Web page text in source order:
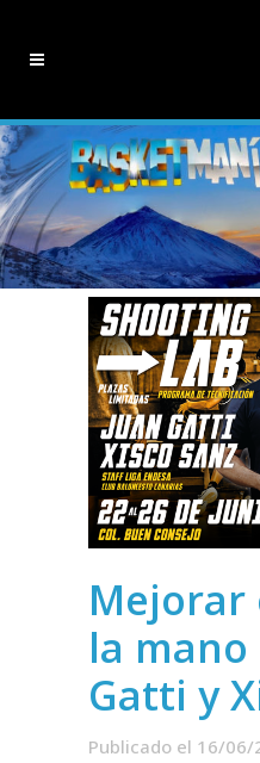
Mejorar
la mano
Gatti y
Publicado el 16/06/